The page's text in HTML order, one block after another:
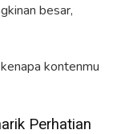
besar,
kontenmu
Perhatian